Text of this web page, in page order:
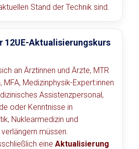
Stand der Technik sind.
12UE-Aktualisierungskurs
an Ärztinnen und Ärzte, MTR
MFA, Medizinphysik-Expert:innen
Assistenzpersonal,
oder Kenntnisse in
Nuklearmedizin und
müssen.
eine Aktualisierung